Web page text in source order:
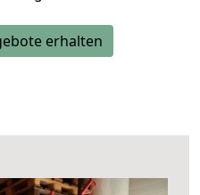
erhalten